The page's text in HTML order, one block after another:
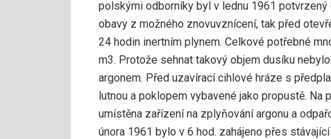
polskými odborníky byl v lednu 1961
obavy z možného znovuvznícení, tak před
24 hodin inertním plynem. Celkové potřebné
m3. Protože sehnat takový objem dusíku
argonem. Před uzavírací cihlové hráze s
lutnou a poklopem vybavené jako propustě.
umístěna zařízení na zplyňování argonu a
února 1961 bylo v 6 hod. zahájeno přes